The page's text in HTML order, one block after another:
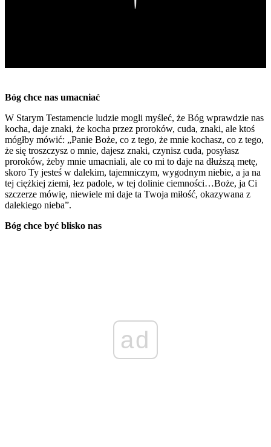
Bóg chce nas umacniać
W Starym Testamencie ludzie mogli myśleć, że Bóg wprawdzie nas
kocha, daje znaki, że kocha przez proroków, cuda, znaki, ale ktoś
mógłby mówić: „Panie Boże, co z tego, że mnie kochasz, co z tego,
że się troszczysz o mnie, dajesz znaki, czynisz cuda, posyłasz
proroków, żeby mnie umacniali, ale co mi to daje na dłuższą metę,
skoro Ty jesteś w dalekim, tajemniczym, wygodnym niebie, a ja na
tej ciężkiej ziemi, łez padole, w tej dolinie ciemności…Boże, ja Ci
szczerze mówię, niewiele mi daje ta Twoja miłość, okazywana z
dalekiego nieba”.
Bóg chce być blisko nas
ad